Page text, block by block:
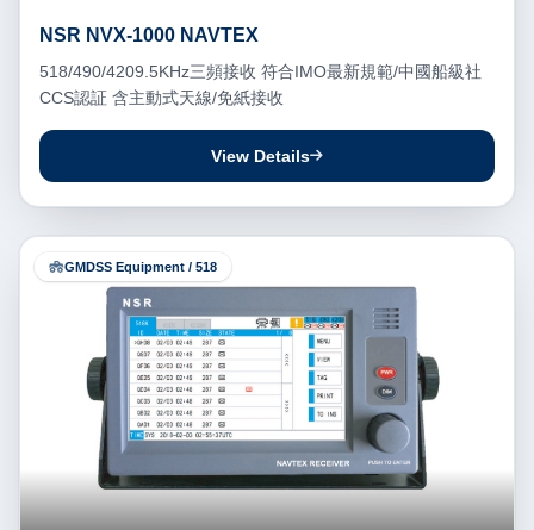
NSR NVX-1000 NAVTEX
518/490/4209.5KHz三頻接收 符合IMO最新規範/中國船級社
CCS認証 含主動式天線/免紙接收
View Details
GMDSS Equipment / 518